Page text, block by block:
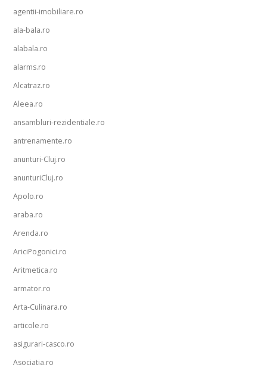
agentii-imobiliare.ro
ala-bala.ro
alabala.ro
alarms.ro
Alcatraz.ro
Aleea.ro
ansambluri-rezidentiale.ro
antrenamente.ro
anunturi-Cluj.ro
anunturiCluj.ro
Apolo.ro
araba.ro
Arenda.ro
AriciPogonici.ro
Aritmetica.ro
armator.ro
Arta-Culinara.ro
articole.ro
asigurari-casco.ro
Asociatia.ro